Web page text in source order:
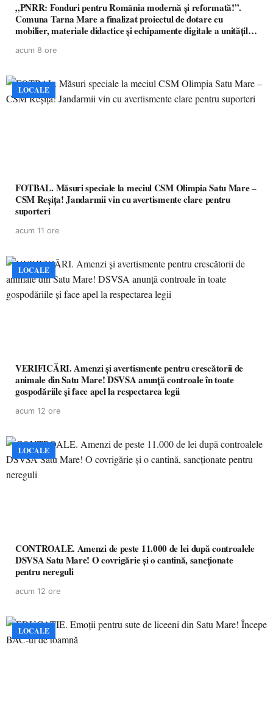
„PNRR: Fonduri pentru România modernă și reformată!”.
Comuna Tarna Mare a finalizat proiectul de dotare cu
mobilier, materiale didactice și echipamente digitale a unităților
acum 8 ore
LOCALE
FOTBAL. Măsuri speciale la meciul CSM Olimpia Satu Mare –
CSM Reșița! Jandarmii vin cu avertismente clare pentru
suporteri
acum 11 ore
LOCALE
VERIFICĂRI. Amenzi și avertismente pentru crescătorii de
animale din Satu Mare! DSVSA anunță controale în toate
gospodăriile și face apel la respectarea legii
acum 12 ore
LOCALE
CONTROALE. Amenzi de peste 11.000 de lei după controalele
DSVSA Satu Mare! O covrigărie și o cantină, sancționate
pentru nereguli
acum 12 ore
LOCALE